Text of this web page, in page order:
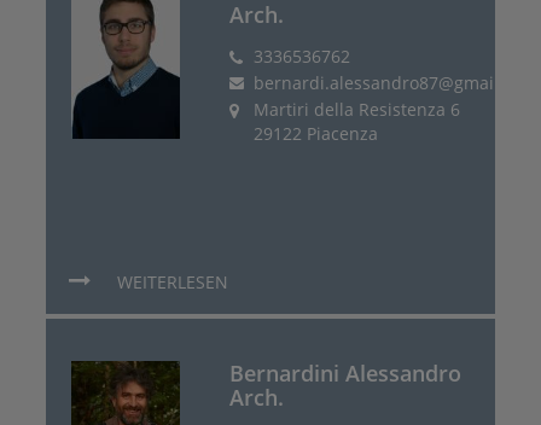
Arch.
3336536762
bernardi.alessandro87@gmail.com
Martiri della Resistenza 6
29122 Piacenza
WEITERLESEN
Bernardini Alessandro
Arch.